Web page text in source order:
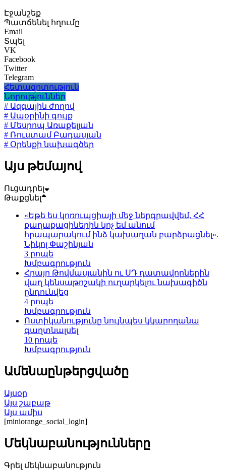
Էջանշեք
Պատճենել հղումը
Email
Տպել
VK
Facebook
Twitter
Telegram
Հետազոտություն
Նորություններ
# Ազգային ժողով
# Ապօրինի գույք
# Մեսրոպ Առաքելյան
# Ռուստամ Բադասյան
# Օրենքի նախագծեր
Այս թեմայով
Ուցադրել
Թաքցնել
«Եթե ես կոռուպցիայի մեջ ներգրավվեմ, ՀՀ
քաղաքացիներին կոչ եմ անում
հրապարակում ինձ կախաղան բարձրացնել».
Նիկոլ Փաշինյան
3 րոպե
Խմբագրություն
Հրայր Թովմասյանին ու ՍԴ դատավորներին
վաղ կենսաթոշակի ուղարկելու նախագիծն
ընդունվեց
4 րոպե
Խմբագրություն
Ոստիկանությունը նույնպես կկարողանա
գաղտնալսել
10 րոպե
Խմբագրություն
Ամենաընթերցվածը
Այսօր
Այս շաբաթ
Այս ամիս
[miniorange_social_login]
Մեկնաբանությունները
Գրել մեկնաբանություն